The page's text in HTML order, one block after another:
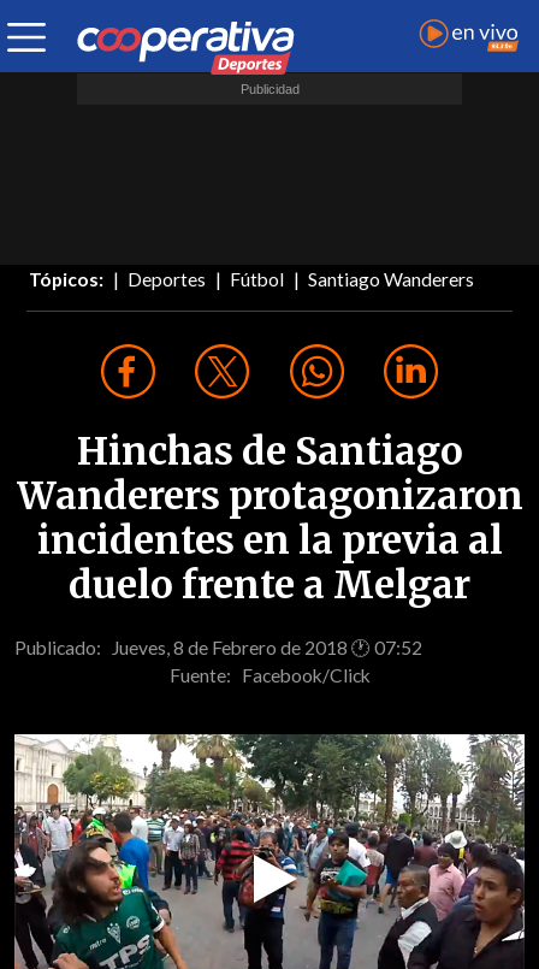
Tópicos: Deportes Fútbol Santiago Wanderers
Hinchas de Santiago
Wanderers protagonizaron
incidentes en la previa al
duelo frente a Melgar
Publicado: Jueves, 8 de Febrero de 2018 🕐 07:52
Fuente: Facebook/Click
Play
Video